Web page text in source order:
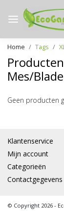
Home Tags
Mes/Blade
Geen producten
Klantenservice
Mijn account
Categorieën
Contactgegevens
© Copyright 2026 -